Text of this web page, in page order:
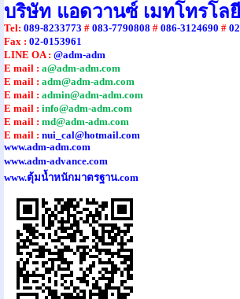
บริษัท แอดวานซ์ เมทโทรโล
Tel: 089-8233773 # 083-7790808 # 086-3124690 #
Fax : 02-0153961
LINE OA : @adm-adm
E mail : a@adm-adm.com
E mail : adm@adm-adm.com
E mail : admin@adm-adm.com
E mail : info@adm-adm.com
E mail : md@adm-adm.com
E mail : nui_cal@hotmail.com
www.adm-adm.com
www.adm-advance.com
www.ตุ้มน้ำหนักมาตรฐาน.com